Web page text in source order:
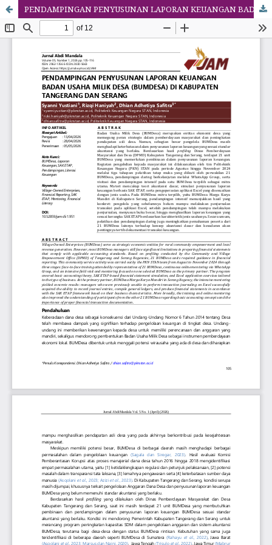
PENDAMPINGAN PENYUSUNAN LAPORAN KEUANGAN BADAN USAHA MILIK DESA (BUMDESA) DI KABUPATEN TANGERANG DAN SERANG